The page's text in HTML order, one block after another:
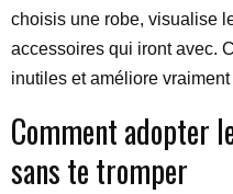
choisis une robe, visualise
accessoires qui iront avec.
inutiles et améliore
Comment adopter
sans te tromper